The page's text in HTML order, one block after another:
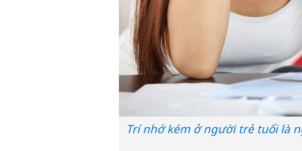
Trí nhớ kém ở người trẻ tuổi là